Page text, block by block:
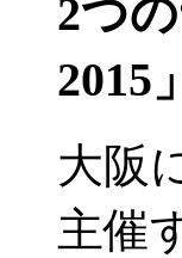
2つ
2015
大阪
主催